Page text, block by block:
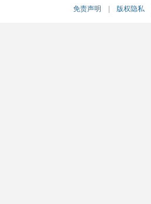
免责声明 版权隐私